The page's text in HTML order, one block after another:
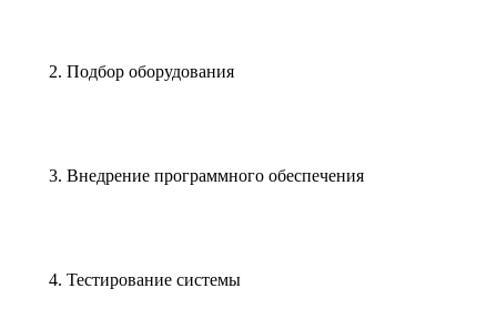
2. Подбор оборудования
3. Внедрение программного обеспечения
4. Тестирование системы